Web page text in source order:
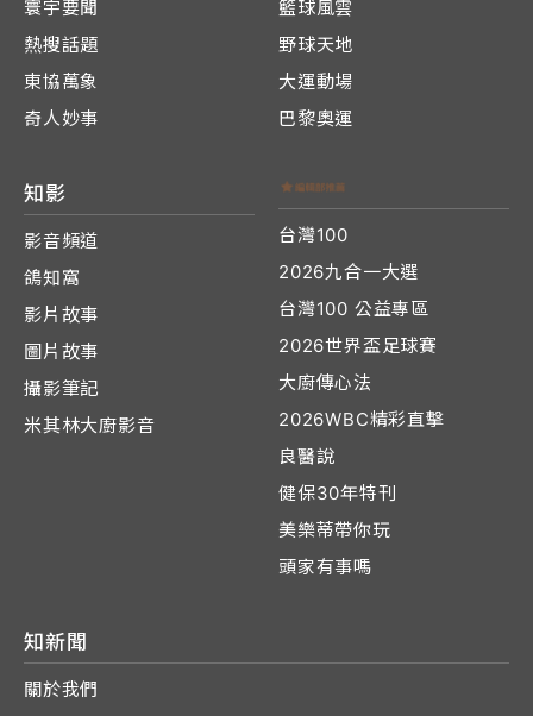
寰宇要聞
熱搜話題
東協萬象
奇人妙事
籃球風雲
野球天地
大運動場
巴黎奧運
知影
影音頻道
鴿知窩
影片故事
圖片故事
攝影筆記
米其林大廚影音
台灣100
2026九合一大選
台灣100 公益專區
2026世界盃足球賽
大廚傳心法
2026WBC精彩直擊
良醫說
健保30年特刊
美樂蒂帶你玩
頭家有事嗎
知新聞
關於我們